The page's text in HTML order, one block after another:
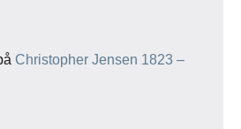
Christopher Jensen 1823 –